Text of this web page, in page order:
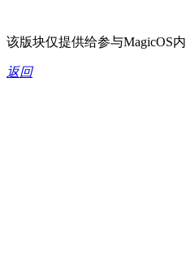
该版块仅提供给参与MagicOS
返回